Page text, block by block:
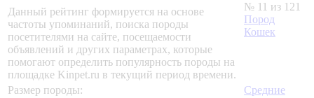
Данный рейтинг формируется на основе
частоты упоминаний, поиска породы
посетителями на сайте, посещаемости
объявлений и других параметрах, которые
помогают определить популярность породы на
площадке Kinpet.ru в текущий период времени.
№ 11 из 121
Пород
Кошек
Размер породы:
Средние